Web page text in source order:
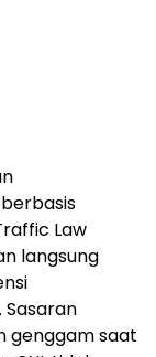
Law
langsung
genggam saat